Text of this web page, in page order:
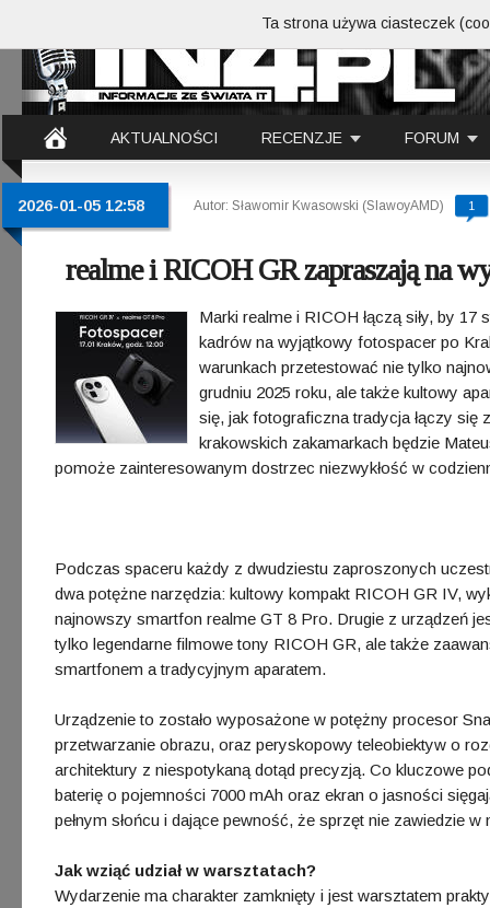
AKTUALNOŚCI RECENZJE FORUM
2026-01-05 12:58 Autor: Sławomir Kwasowski (SlawoyAMD) 1
realme i RICOH GR zapraszają na
Marki realme i RICOH łączą siły, by
kadrów na wyjątkowy fotospacer po
warunkach przetestować nie tylko
grudniu 2025 roku, ale także kultowy
się, jak fotograficzna tradycja łączy
krakowskich zakamarkach będzie
pomoże zainteresowanym dostrzec niezwykłość w
Podczas spaceru każdy z dwudziestu zaproszonych
dwa potężne narzędzia: kultowy kompakt RICOH GR IV,
najnowszy smartfon realme GT 8 Pro. Drugie z urządzeń
tylko legendarne filmowe tony RICOH GR, ale także
smartfonem a tradycyjnym aparatem.
Urządzenie to zostało wyposażone w potężny procesor
przetwarzanie obrazu, oraz peryskopowy teleobiektyw o
architektury z niespotykaną dotąd precyzją. Co kluczowe
baterię o pojemności 7000 mAh oraz ekran o jasności
pełnym słońcu i dające pewność, że sprzęt nie zawiedzie
Jak wziąć udział w warsztatach?
Wydarzenie ma charakter zamknięty i jest warsztatem
Ta strona używa ciasteczek